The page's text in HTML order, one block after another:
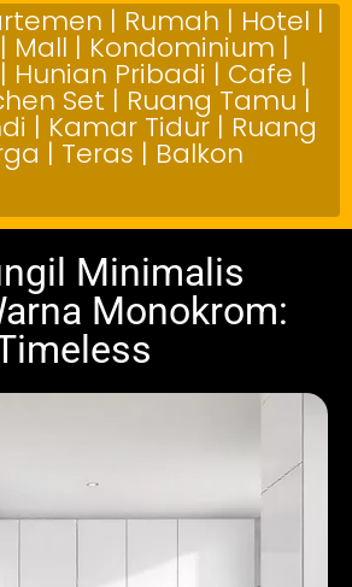
| Rumah | Hotel |
Mall | Kondominium |
Hunian Pribadi | Cafe |
Set | Ruang Tamu |
| Kamar Tidur | Ruang
| Teras | Balkon
Minimalis
Monokrom: